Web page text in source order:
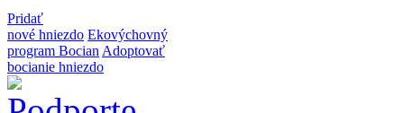
Pridať
nové hniezdo Ekovýchovný
program Bocian Adoptovať
bocianie hniezdo